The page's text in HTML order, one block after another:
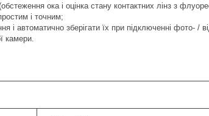
ока і оцінка стану контактних лінз з
і точним;
автоматично зберігати їх при підключенні фото- /
камери.